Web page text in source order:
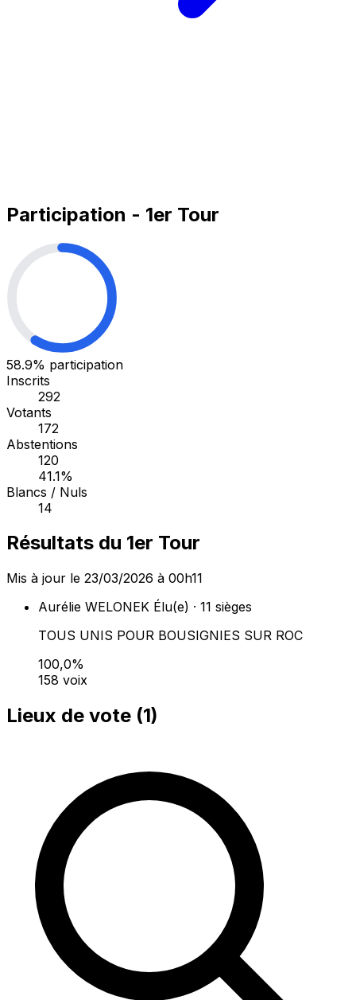
Participation - 1er Tour
58.9% participation
Inscrits
292
Votants
172
Abstentions
120
41.1%
Blancs / Nuls
14
Résultats du 1er Tour
Mis à jour le 23/03/2026 à 00h11
Aurélie WELONEK Élu(e) · 11 sièges
TOUS UNIS POUR BOUSIGNIES SUR ROC
100,0%
158 voix
Lieux de vote (1)